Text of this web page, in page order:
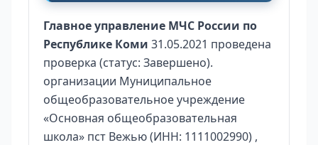
Главное управление МЧС России по
Республике Коми 31.05.2021 проведена
проверка (статус: Завершено).
организации Муниципальное
общеобразовательное учреждение
«Основная общеобразовательная
школа» пст Вежью (ИНН: 1111002990) ,